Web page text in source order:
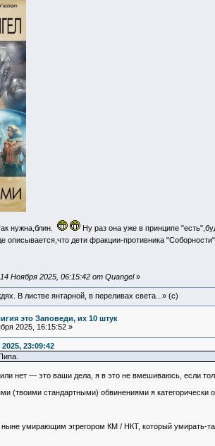
нужна,блин.
Ну раз она уже в принципе
описывается,что дети фракции-противника
Ноября 2025, 06:15:42 от Quangel»
В листве янтарной, в переливах света...» (c)
это Заповеди, их 10 штук
2025, 16:15:52 »
23:09:42
нет — это ваши дела, я в это не вмешиваюсь, если
(твоими стандартными) обвинениями я категорически
умирающим эгрегором КМ / НКТ, который умирать-